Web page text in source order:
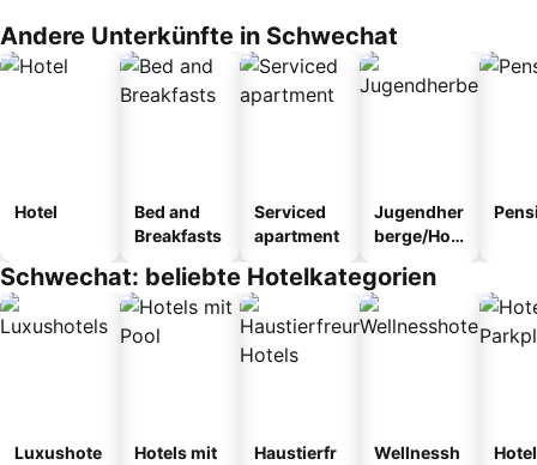
Andere Unterkünfte in Schwechat
Hotel
Bed and
Breakfasts
Serviced
apartment
Jugendher
berge/Hos
Schwechat: beliebte Hotelkategorien
Luxushote
Hotels mit
Haustierfr
Wellnessh